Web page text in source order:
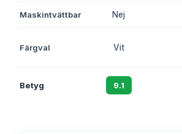
Maskintvättbar Nej
Färgval Vit
Betyg 9.1